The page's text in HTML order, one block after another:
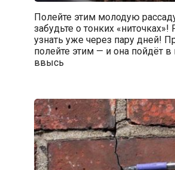
Полейте этим молодую
забудьте о тонких «ниточках»!
узнать уже через пару дней!
полейте этим — и она пойдёт
ввысь